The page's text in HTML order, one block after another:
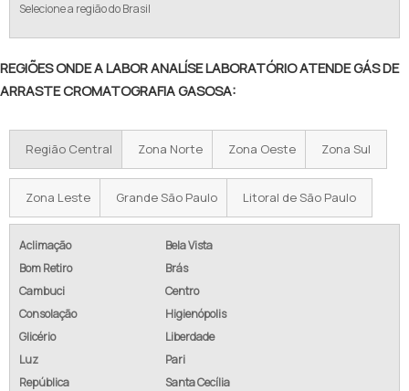
Selecione a região do Brasil
REGIÕES ONDE A LABOR ANALÍSE LABORATÓRIO ATENDE GÁS DE
ARRASTE CROMATOGRAFIA GASOSA:
Região Central Zona Norte Zona Oeste Zona Sul
Zona Leste Grande São Paulo Litoral de São Paulo
Aclimação
Bela Vista
Bom Retiro
Brás
Cambuci
Centro
Consolação
Higienópolis
Glicério
Liberdade
Luz
Pari
República
Santa Cecília